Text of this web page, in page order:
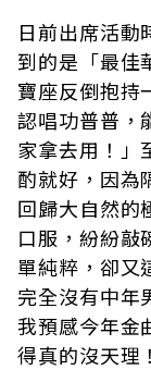
日前出席活動
到的是「最佳
寶座反倒抱持
認唱功普普，
家拿去用！」
酌就好，因為
回歸大自然的
口服，紛紛敲
單純粹，卻又
完全沒有中年
我預感今年金
得真的沒天理